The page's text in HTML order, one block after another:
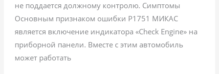
не поддается должному контролю. Симптомы
Основным признаком ошибки P1751 МИКАС
является включение индикатора «Check Engine» на
приборной панели. Вместе с этим автомобиль
может работать